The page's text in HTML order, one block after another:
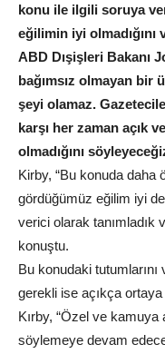
konu ile ilgili soruya
eğilimin iyi
ABD Dışişleri Bakanı
bağımsız olmayan bir
şeyi olamaz.
karşı her zaman açık
olmadığını
Kirby, “Bu konuda daha
gördüğümüz eğilim iyi
verici olarak tanımladık
konuştu.
Bu konudaki tutumlarını
gerekli ise açıkça
Kırby, “Özel ve
söylemeye devam